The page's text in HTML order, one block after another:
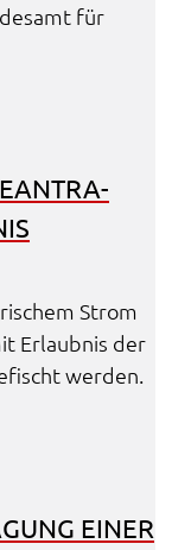
für
Strom
Erlaub­nis der
werden.
EINER